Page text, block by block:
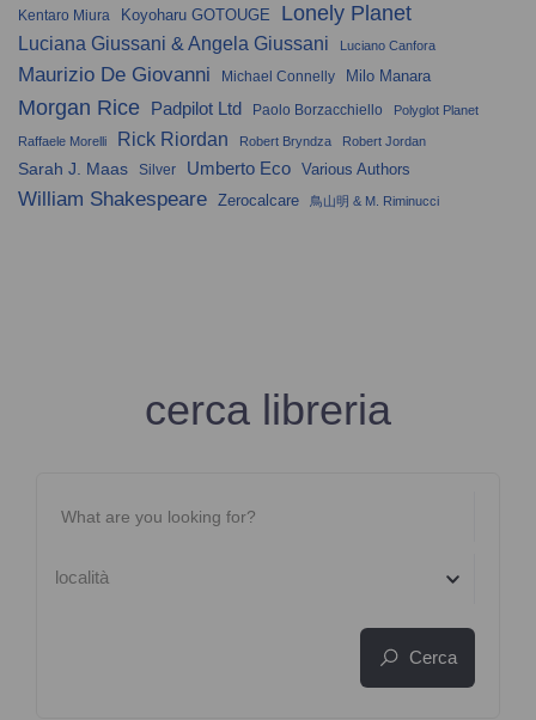
Kentaro Miura
Koyoharu GOTOUGE Lonely Planet
Luciana Giussani & Angela Giussani Luciano Canfora
Maurizio De Giovanni Michael Connelly Milo Manara
Morgan Rice Padpilot Ltd Paolo Borzacchiello Polyglot Planet
Raffaele Morelli Rick Riordan Robert Bryndza Robert Jordan
Sarah J. Maas Silver Umberto Eco Various Authors
William Shakespeare Zerocalcare 鳥山明 & M. Riminucci
cerca libreria
località
Cerca